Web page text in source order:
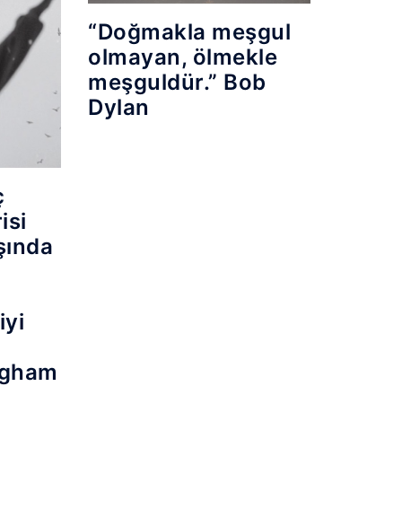
“Doğmakla meşgul
olmayan, ölmekle
meşguldür.” Bob
Dylan